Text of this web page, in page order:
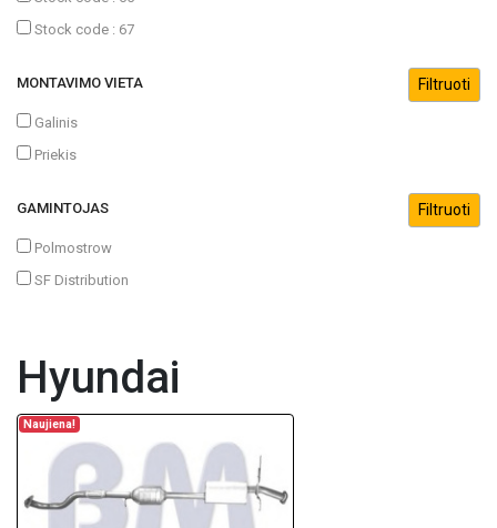
Stock code : 67
MONTAVIMO VIETA
Galinis
Priekis
GAMINTOJAS
Polmostrow
SF Distribution
Hyundai
Naujiena!